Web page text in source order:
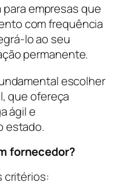
para empresas que
com frequência
lo ao seu
permanente.
escolher
que ofereça
ágil e
estado.
fornecedor?
critérios: